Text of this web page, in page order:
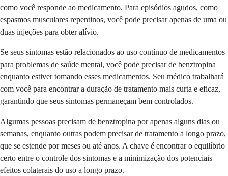
como você responde ao medicamento. Para episódios agudos, como
espasmos musculares repentinos, você pode precisar apenas de uma ou
duas injeções para obter alívio.
Se seus sintomas estão relacionados ao uso contínuo de medicamentos
para problemas de saúde mental, você pode precisar de benztropina
enquanto estiver tomando esses medicamentos. Seu médico trabalhará
com você para encontrar a duração de tratamento mais curta e eficaz,
garantindo que seus sintomas permaneçam bem controlados.
Algumas pessoas precisam de benztropina por apenas alguns dias ou
semanas, enquanto outras podem precisar de tratamento a longo prazo,
que se estende por meses ou até anos. A chave é encontrar o equilíbrio
certo entre o controle dos sintomas e a minimização dos potenciais
efeitos colaterais do uso a longo prazo.